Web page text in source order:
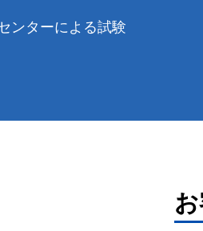
ンターによる試験